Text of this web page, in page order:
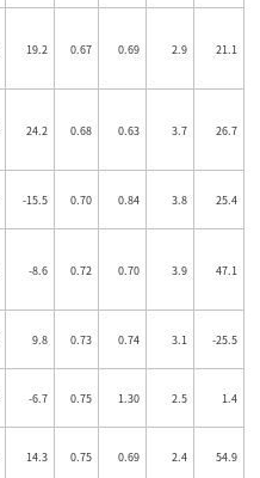
19.2 0.67 0.69 2.9 21.1
24.2 0.68 0.63 3.7 26.7
-15.5 0.70 0.84 3.8 25.4
-8.6 0.72 0.70 3.9 47.1
9.8 0.73 0.74 3.1 -25.5
-6.7 0.75 1.30 2.5 1.4
14.3 0.75 0.69 2.4 54.9